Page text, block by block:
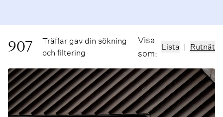
907
Träffar gav din sökning
och filtering
Visa
som:
Lista | Rutnät